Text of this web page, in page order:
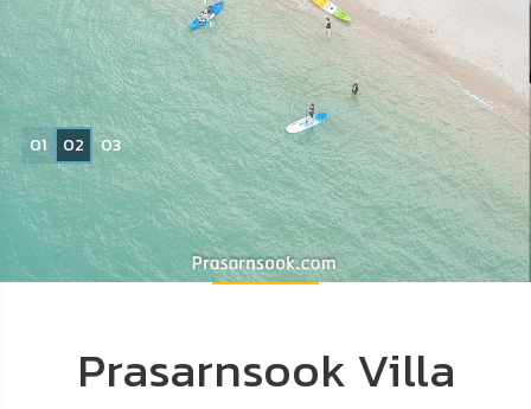
Read More จองห้องพัก
01 02 03
Prasarnsook Villa